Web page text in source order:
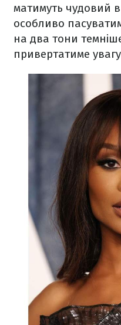
матимуть чудовий
особливо
на два тони
привертатиме